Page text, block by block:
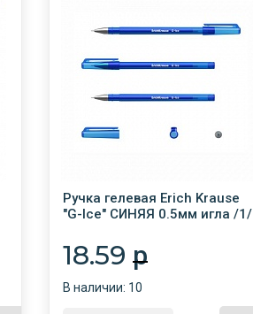
Ручка гелевая Erich Krause
"G-Ice" СИНЯЯ 0.5мм игла /1/
18.59 p
В наличии: 10